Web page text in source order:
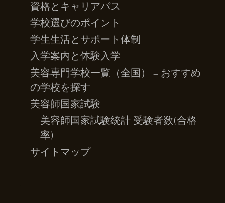
資格とキャリアパス
学校選びのポイント
学生生活とサポート体制
入学案内と体験入学
美容専門学校一覧（全国） – おすすめ
の学校を探す
美容師国家試験
美容師国家試験統計 受験者数(合格
率)
サイトマップ